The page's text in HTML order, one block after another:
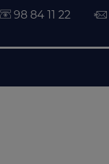
98 84 11 22